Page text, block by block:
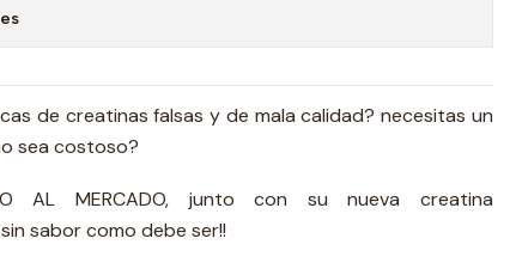
de creatinas falsas y de mala calidad? necesitas un
sea costoso?
AL MERCADO, junto con su nueva creatina
sabor como debe ser!!